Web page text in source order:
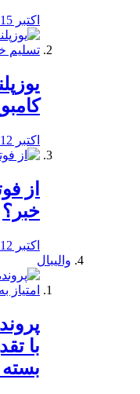
اکتبر 15, 2019
اکتبر 12, 2019
از
خبر؟
اکتبر 12, 2019
والیبال
با